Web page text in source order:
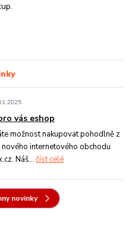
vás eshop
možnost nakupovat pohodlně z
internetového obchodu
Náš...číst celé
novinky